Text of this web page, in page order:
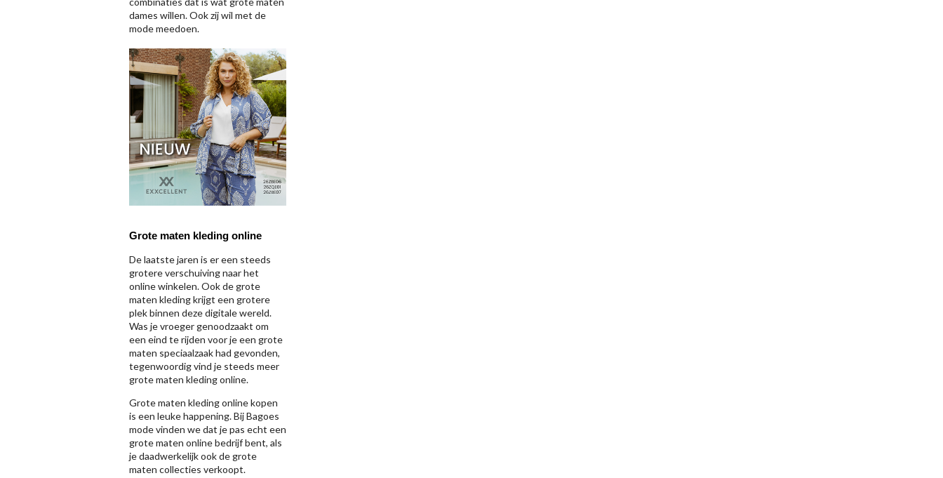
dames willen. Ook zij wil met de
mode meedoen.
Grote maten kleding online
De laatste jaren is er een steeds
grotere verschuiving naar het
online winkelen. Ook de grote
maten kleding krijgt een grotere
plek binnen deze digitale wereld.
Was je vroeger genoodzaakt om
een eind te rijden voor je een grote
maten speciaalzaak had gevonden,
tegenwoordig vind je steeds meer
grote maten kleding online.
Grote maten kleding online kopen
is een leuke happening. Bij Bagoes
mode vinden we dat je pas echt een
grote maten online bedrijf bent, als
je daadwerkelijk ook de grote
maten collecties verkoopt.